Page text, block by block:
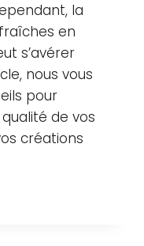
la
en
s’avérer
nous vous
pour
de vos
créations